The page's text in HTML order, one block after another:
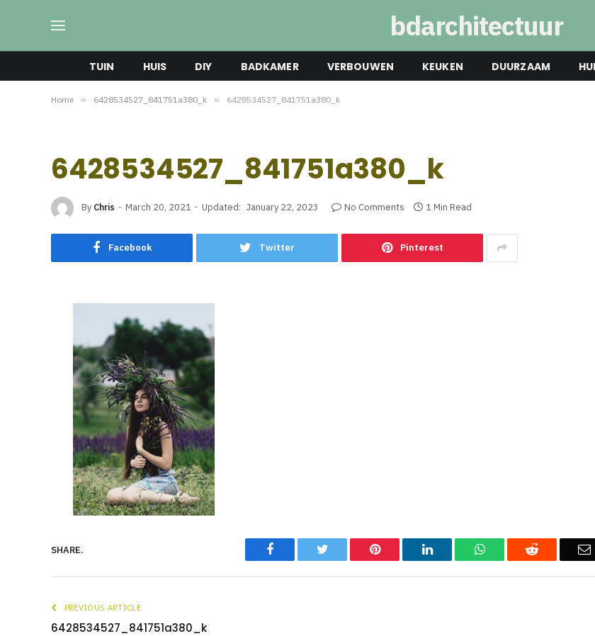
bdarchitectuur
TUIN HUIS DIY BADKAMER VERBOUWEN KEUKEN DUURZAAM
Home » 6428534527_841751a380_k » 6428534527_841751a380_k
6428534527_841751a380_k
By Chris March 20, 2021 Updated: January 22, 2023 No Comments 1 Min Read
Facebook Twitter Pinterest
SHARE. Facebook Twitter Pinterest LinkedIn WhatsAppReddit
PREVIOUS ARTICLE
6428534527_841751a380_k